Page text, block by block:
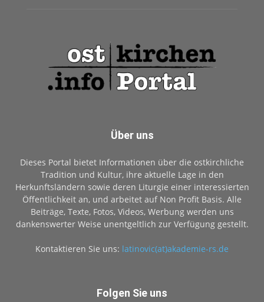
Über uns
Dieses Portal bietet Informationen über die ostkirchliche
Tradition und Kultur, ihre aktuelle Lage in den
Herkunftsländern sowie deren Liturgie einer interessierten
Öffentlichkeit an, und arbeitet auf Non Profit Basis. Alle
Beiträge, Texte, Fotos, Videos, Werbung werden uns
dankenswerter Weise unentgeltlich zur Verfügung gestellt.
Kontaktieren Sie uns: latinovic(at)akademie-rs.de
Folgen Sie uns